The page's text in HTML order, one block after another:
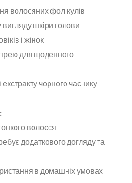
волосяних фолікулів
шкіри голови
і жінок
для щоденного
чорного часнику
волосся
додаткового догляду та
в домашніх умовах